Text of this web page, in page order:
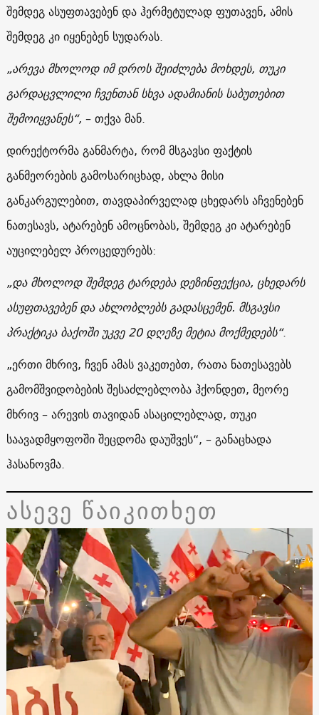
შემდეგ ასუფთავებენ და ჰერმეტულად ფუთავენ, ამის
შემდეგ კი იყენებენ სუდარას.
„არევა მხოლოდ იმ დროს შეიძლება მოხდეს, თუკი
გარდაცვლილი ჩვენთან სხვა ადამიანის საბუთებით
შემოიყვანეს“, – თქვა მან.
დირექტორმა განმარტა, რომ მსგავსი ფაქტის
განმეორების გამოსარიცხად, ახლა მისი
განკარგულებით, თავდაპირველად ცხედარს აჩვენებენ
ნათესავს, ატარებენ ამოცნობას, შემდეგ კი ატარებენ
აუცილებელ პროცედურებს:
„და მხოლოდ შემდეგ ტარდება დეზინფექცია, ცხედარს
ასუფთავებენ და ახლობლებს გადასცემენ. მსგავსი
პრაქტიკა ბაქოში უკვე 20 დღეზე მეტია მოქმედებს“.
„ერთი მხრივ, ჩვენ ამას ვაკეთებთ, რათა ნათესავებს
გამომშვიდობების შესაძლებლობა ჰქონდეთ, მეორე
მხრივ – არევის თავიდან ასაცილებლად, თუკი
საავადმყოფოში შეცდომა დაუშვეს“, – განაცხადა
ჰასანოვმა.
ასევე წაიკითხეთ